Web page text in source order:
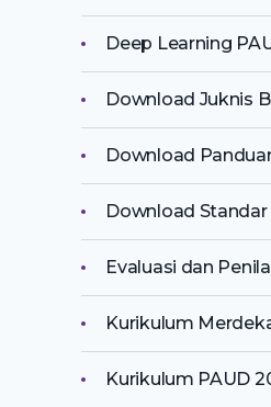
Deep Learning
Download Juknis
Download
Download Standar
Evaluasi dan
Kurikulum
Kurikulum PAUD